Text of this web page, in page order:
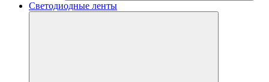
Светодиодные ленты